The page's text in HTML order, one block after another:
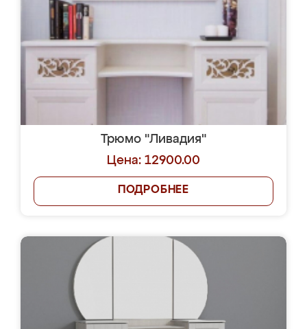
Трюмо "Ливадия"
Цена: 12900.00
ПОДРОБНЕЕ